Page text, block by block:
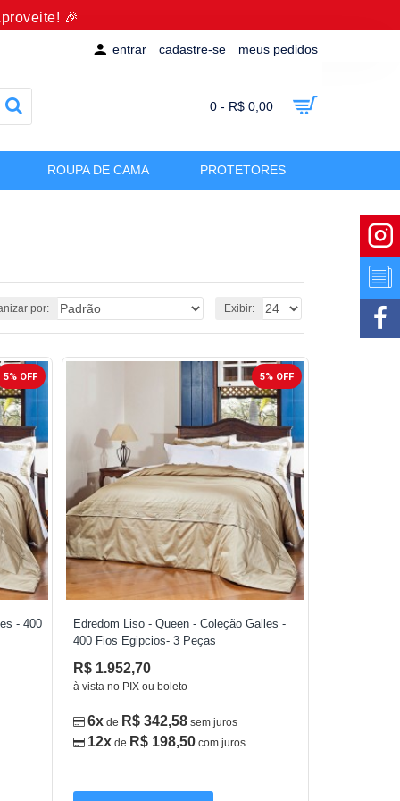
🎉
entrar cadastre-se meus pedidos
0 - R$ 0,00
ROUPA DE CAMA PROTETORES
por: Exibir:
5% OFF
- 400
5% OFF
Edredom Liso - Queen - Coleção Galles -
400 Fios Egipcios- 3 Peças
R$ 1.952,70
à vista no PIX ou boleto
6x de R$ 342,58 sem juros
12x de R$ 198,50 com juros